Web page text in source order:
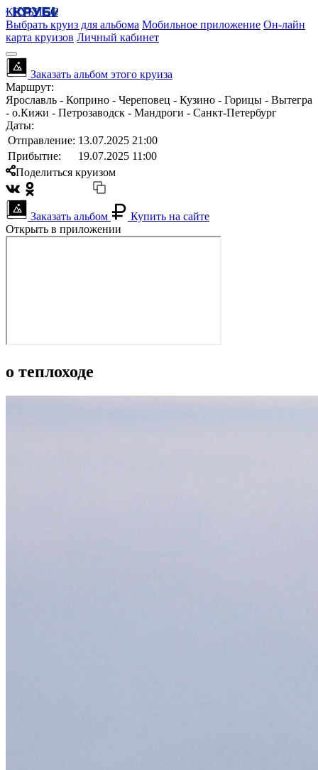
КРУБИСС
Выбрать круиз для альбома Мобильное приложение Он-лайн
карта круизов Личный кабинет
Заказать альбом этого круиза
Маршрут:
Ярославль - Коприно - Череповец - Кузино - Горицы - Вытегра
- о.Кижи - Петрозаводск - Мандроги - Санкт-Петербург
Даты:
Отправление: 13.07.2025 21:00
Прибытие:
19.07.2025 11:00
Поделиться круизом
Заказать альбом
Купить на сайте
Открыть в приложении
о теплоходе